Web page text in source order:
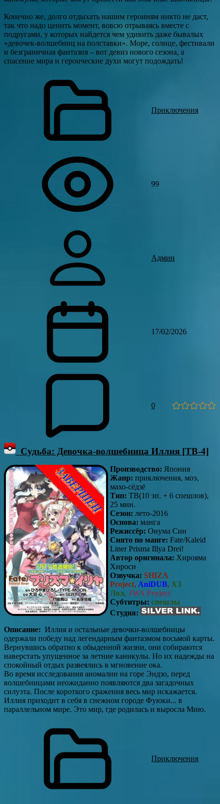
Конечно же, долго отдыхать нашим героиням никто не даст,
так что надо ценить момент, вовсю отрываясь вместе с
подругами, у которых найдется чем удивить даже бывалых
«девочек-волшебниц на полставки». Море, солнце, фестивали
и безграничная фантазия – вот девиз нового сезона, а
спасение мира и героические духи могут подождать!
Приключения
99
Админ
17/02/2026
0
Судьба: Девочка-волшебница Иллия [ТВ-4]
Производство: Япония
Жанр: приключения, моэ,
махо-сёдзё
Тип: ТВ(10 эп. + 6 спешлов),
25 мин.
Сезон: лето-2016
Основа: манга
Режиссёр: Онума Син
Снято по манге: Fate/Kaleid
Liner Prisma Illya Drei!
Автор оригинала: Хирояма
Хироси
Озвучка: SHIZA
Project, AniDUB, ХЗ
Лол, JWA Project
Субтитры: спешлы
Студия:
Описание: Иллия и остальные девочки-волшебницы
одержали победу над легендарным фантазмом восьмой карты.
Вернувшись обратно к обыденной жизни, они собираются
наверстать упущенное за летние каникулы. Но их надежды на
спокойный отдых развеялись в мгновение ока.
Во время исследования аномалии на горе Эндзо, перед
волшебницами неожиданно появляются два загадочных
силуэта. После короткого сражения весь мир искажается.
Иллия приходит в себя в снежном городе Фуюки... в
параллельном мире. Это мир, где родилась и выросла Мию.
Приключения